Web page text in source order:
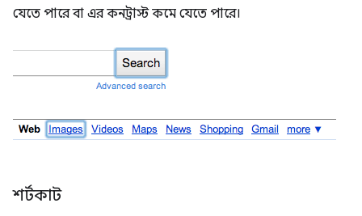
যেতে পারে বা এর কনট্রাস্ট কমে যেতে পারে।
শর্টকাট